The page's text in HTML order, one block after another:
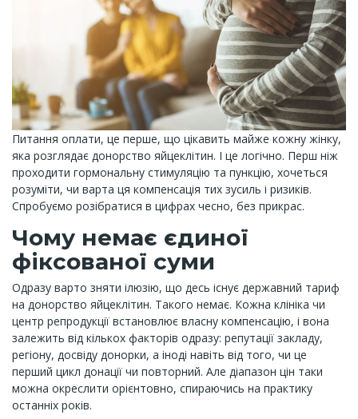
Питання оплати, це перше, що цікавить майже кожну жінку,
яка розглядає донорство яйцеклітин. І це логічно. Перш ніж
проходити гормональну стимуляцію та пункцію, хочеться
розуміти, чи варта ця компенсація тих зусиль і ризиків.
Спробуємо розібратися в цифрах чесно, без прикрас.
Чому немає єдиної
фіксованої суми
Одразу варто зняти ілюзію, що десь існує державний тариф
на донорство яйцеклітин. Такого немає. Кожна клініка чи
центр репродукції встановлює власну компенсацію, і вона
залежить від кількох факторів одразу: репутації закладу,
регіону, досвіду донорки, а іноді навіть від того, чи це
перший цикл донації чи повторний. Але діапазон цін таки
можна окреслити орієнтовно, спираючись на практику
останніх років.